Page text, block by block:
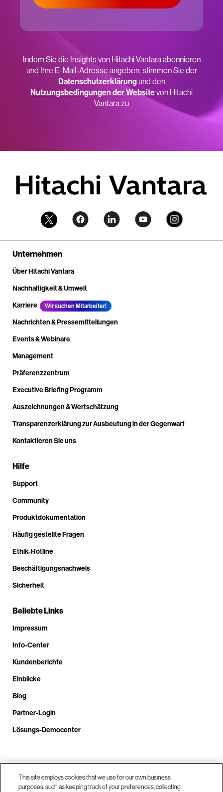
Indem Sie die Insights von Hitachi Vantara abonnieren
und Ihre E-Mail-Adresse angeben, stimmen Sie der
Datenschutzerklärungund den
Nutzungsbedingungen der Websitevon Hitachi
Vantara zu
Unternehmen
Über Hitachi Vantara
Nachhaltigkeit & Umwelt
Karriere
Wir suchen Mitarbeiter!
Nachrichten & Pressemitteilungen
Events & Webinare
Management
Präferenzzentrum
Executive Briefing Programm
Auszeichnungen & Wertschätzung
Transparenzerklärung zur Ausbeutung in der Gegenwart
Kontaktieren Sie uns
Hilfe
Support
Community
Produktdokumentation
Häufig gestellte Fragen
Ethik-Hotline
Beschäftigungsnachweis
Sicherheit
Beliebte Links
Impressum
Info-Center
Kundenberichte
Einblicke
Blog
Partner-Login
Lösungs-Democenter
This site employs cookies that we use for our own business
purposes, such as keeping track of your preferences, collecting